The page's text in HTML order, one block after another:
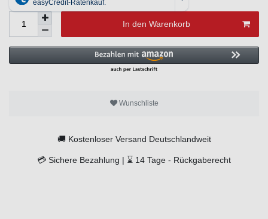
In den Warenkorb
Wunschliste
🚚 Kostenloser Versand Deutschlandweit
💳 Sichere Bezahlung | ⌛ 14 Tage - Rückgaberecht